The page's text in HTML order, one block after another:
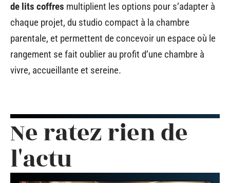
de lits coffres multiplient les options pour s’adapter à
chaque projet, du studio compact à la chambre
parentale, et permettent de concevoir un espace où le
rangement se fait oublier au profit d’une chambre à
vivre, accueillante et sereine.
Ne ratez rien de
l'actu